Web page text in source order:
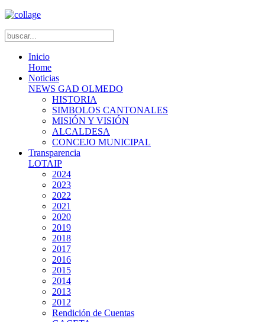
Inicio
Home
Noticias
NEWS GAD OLMEDO
HISTORIA
SIMBOLOS CANTONALES
MISIÓN Y VISIÓN
ALCALDESA
CONCEJO MUNICIPAL
Transparencia
LOTAIP
2024
2023
2022
2021
2020
2019
2018
2017
2016
2015
2014
2013
2012
Rendición de Cuentas